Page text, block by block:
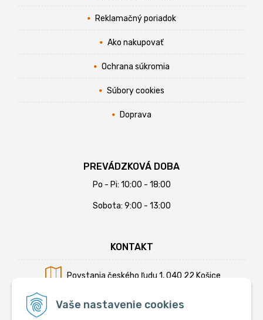
Vaše nastavenie cookies
Reklamačný poriadok
Ako nakupovať
Ochrana súkromia
Súbory cookies
Doprava
PREVÁDZKOVÁ DOBA
Po - Pi: 10:00 - 18:00
Sobota: 9:00 - 13:00
KONTAKT
Povstania českého ľudu 1, 040 22 Košice
Mobil:+421 902 794 355